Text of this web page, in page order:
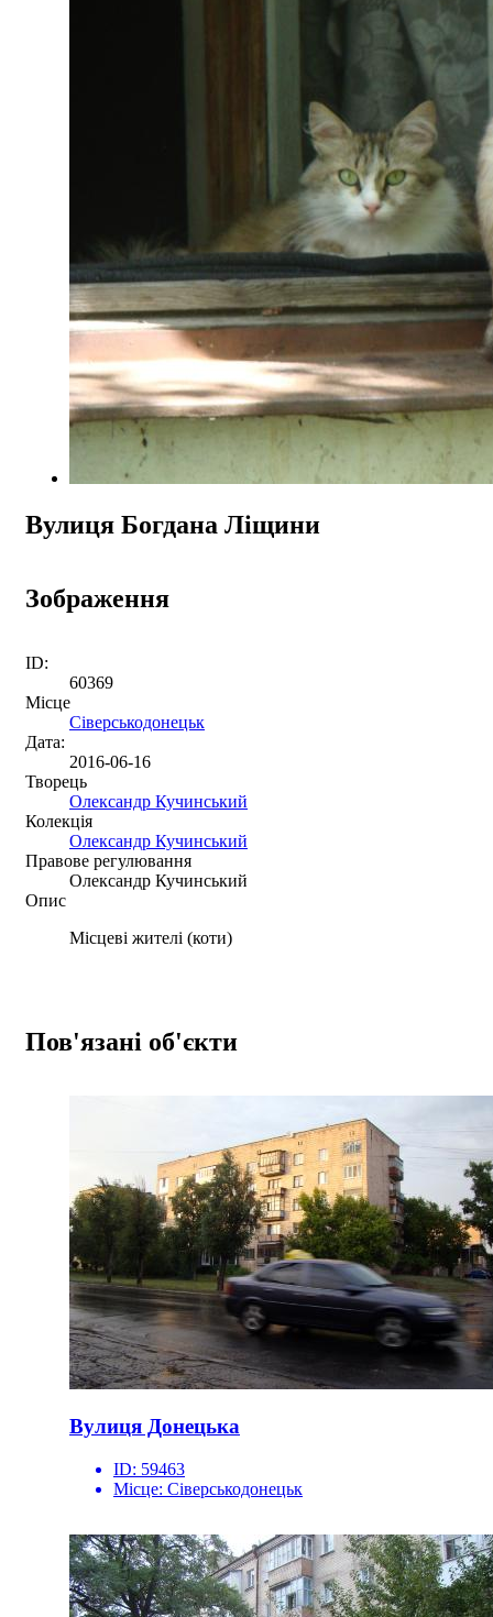
Вулиця Богдана Ліщини
Зображення
ID:
60369
Місце
Сіверськодонецьк
Дата:
2016-06-16
Творець
Олександр Кучинський
Колекція
Олександр Кучинський
Правове регулювання
Олександр Кучинський
Опис
Місцеві жителі (коти)
Пов'язані об'єкти
Вулиця Донецька
ID: 59463
Місце: Сіверськодонецьк